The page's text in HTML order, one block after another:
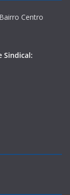
Centro
Sindical: